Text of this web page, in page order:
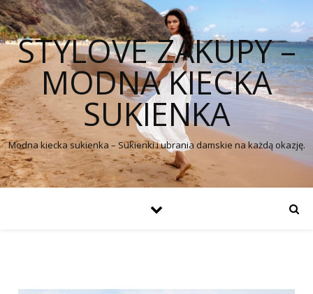
STYLOVE ZAKUPY –
MODNA KIECKA
SUKIENKA
Modna kiecka sukienka – Sukienki i ubrania damskie na każdą okazję.